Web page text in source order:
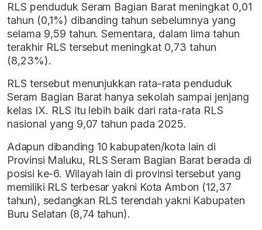
RLS penduduk Seram Bagian Barat meningkat 0,01
tahun (0,1%) dibanding tahun sebelumnya yang
selama 9,59 tahun. Sementara, dalam lima tahun
terakhir RLS tersebut meningkat 0,73 tahun
(8,23%).
RLS tersebut menunjukkan rata-rata penduduk
Seram Bagian Barat hanya sekolah sampai jenjang
kelas IX. RLS itu lebih baik dari rata-rata RLS
nasional yang 9,07 tahun pada 2025.
Adapun dibanding 10 kabupaten/kota lain di
Provinsi Maluku, RLS Seram Bagian Barat berada di
posisi ke-6. Wilayah lain di provinsi tersebut yang
memiliki RLS terbesar yakni Kota Ambon (12,37
tahun), sedangkan RLS terendah yakni Kabupaten
Buru Selatan (8,74 tahun).